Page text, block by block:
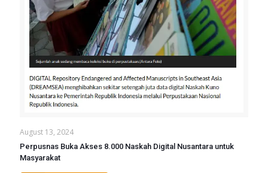
August 13, 2024
Perpusnas Buka Akses 8.000 Naskah Digital Nusantara untuk
Masyarakat